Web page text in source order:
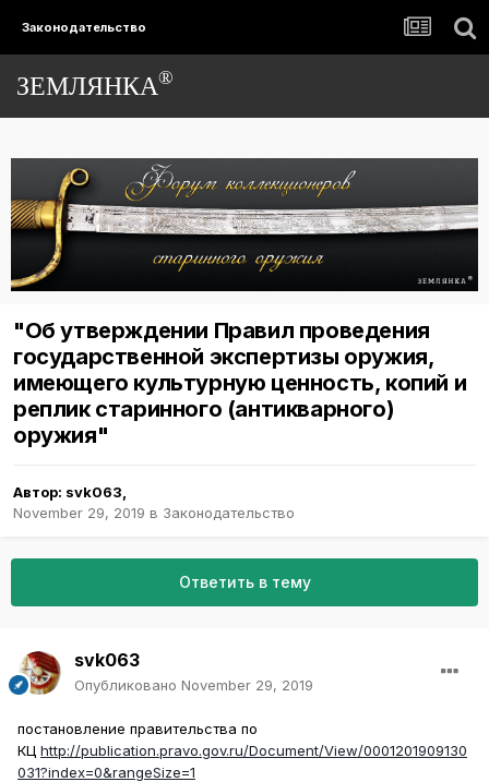
Законодательство
ЗЕМЛЯНКА®
"Об утверждении Правил проведения
государственной экспертизы оружия,
имеющего культурную ценность, копий и
реплик старинного (антикварного)
оружия"
Автор: svk063
November 29, 2019 в Законодательство
Ответить в тему
svk063
Опубликовано November 29, 2019
постановление правительства по
КЦ http://publication.pravo.gov.ru/Document/View/0001201909130
031?index=0&rangeSize=1